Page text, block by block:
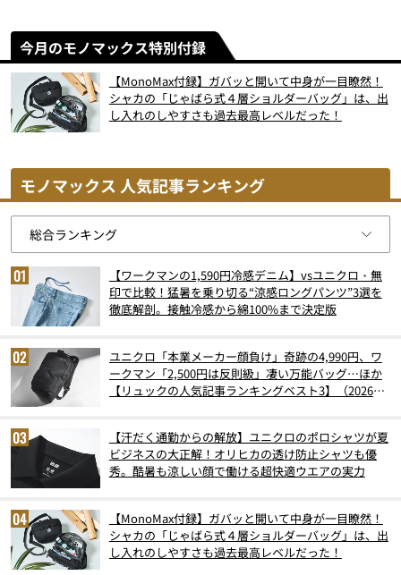
今月のモノマックス特別付録
【MonoMax付録】ガバッと開いて中身が一目瞭然！
シャカの「じゃばら式４層ショルダーバッグ」は、出
し入れのしやすさも過去最高レベルだった！
モノマックス 人気記事ランキング
【ワークマンの1,590円冷感デニム】vsユニクロ・無
印で比較！猛暑を乗り切る“涼感ロングパンツ”3選を
徹底解剖。接触冷感から綿100%まで決定版
ユニクロ「本業メーカー顔負け」奇跡の4,990円、ワ
ークマン「2,500円は反則級」凄い万能バッグ…ほか
【リュックの人気記事ランキングベスト3】（2026年
【汗だく通勤からの解放】ユニクロのポロシャツが夏
ビジネスの大正解！オリヒカの透け防止シャツも優
秀。酷暑も涼しい顔で働ける超快適ウエアの実力
【MonoMax付録】ガバッと開いて中身が一目瞭然！
シャカの「じゃばら式４層ショルダーバッグ」は、出
し入れのしやすさも過去最高レベルだった！